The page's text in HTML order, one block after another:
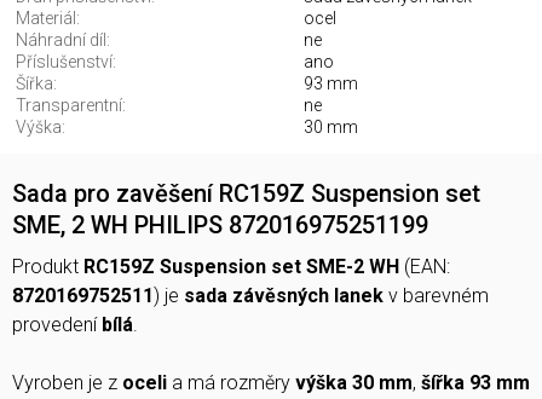
Materiál:
ocel
Náhradní díl:
ne
Příslušenství:
ano
Šířka:
93 mm
Transparentní:
ne
Výška:
30 mm
Sada pro zavěšení RC159Z Suspension set
SME, 2 WH PHILIPS 872016975251199
Produkt RC159Z Suspension set SME-2 WH (EAN:
8720169752511 ) je sada závěsných lanek v barevném
provedení bílá.
Vyroben je z oceli a má rozměry výška 30 mm, šířka 93 mm